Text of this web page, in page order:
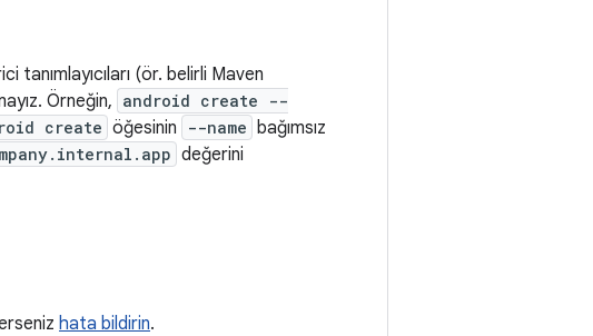
tanımlayıcıları (ör. belirli Maven
Örneğin, android create --
create öğesinin --name bağımsız
değerini
hata bildirin.